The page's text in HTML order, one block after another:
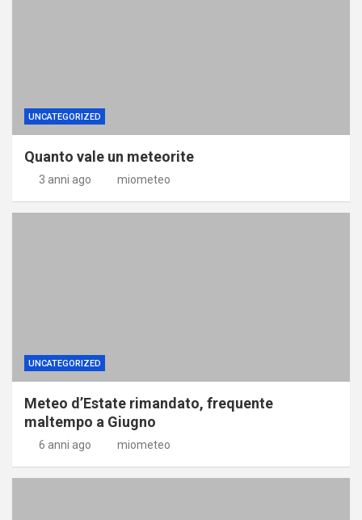
UNCATEGORIZED
Quanto vale un meteorite
3 anni ago miometeo
UNCATEGORIZED
Meteo d’Estate rimandato, frequente
maltempo a Giugno
6 anni ago miometeo